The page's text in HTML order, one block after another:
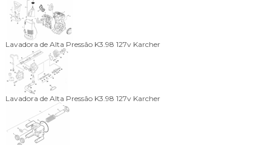
Lavadora de Alta Pressão K3.98 127v Karcher
Lavadora de Alta Pressão K3.98 127v Karcher